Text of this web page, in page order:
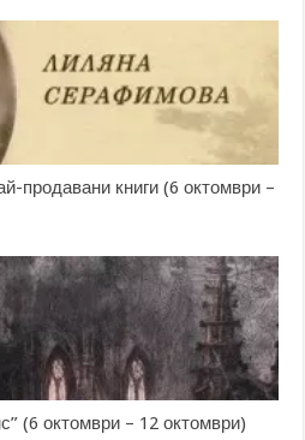
продавани книги (6 октомври –
(6 октомври – 12 октомври)